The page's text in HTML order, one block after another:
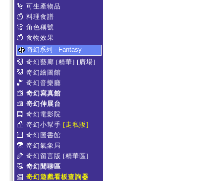
可生產物品
料理食譜
角色稱號
食物效果
奇幻系列 - Fantasy
奇幻藝廊 [精華] [廣場]
奇幻繪圖館
奇幻音樂廳
奇幻寫真館
奇幻伸展台
奇幻電影院
奇幻小幫手 [走私販]
奇幻圖書館
奇幻氣象局
奇幻留言版 [精華區]
奇幻閒聊區
奇幻遊戲看板查詢器